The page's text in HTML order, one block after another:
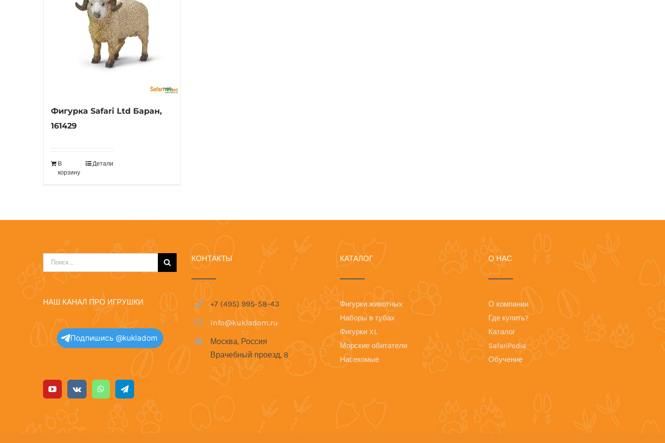
Фигурка Safari Ltd Баран,
161429
В
корзину
Детали
Результат
поиска:
НАШ КАНАЛ ПРО ИГРУШКИ
Подпишись @kukladom
КОНТАКТЫ
+7 (495) 995-58-43
info@kukladom.ru
Москва, Россия
Врачебный проезд, 8
КАТАЛОГ
Фигурки животных
Наборы в тубах
Фигурки XL
Морские обитатели
Насекомые
О НАС
О компании
Где купить?
Каталог
SafariPedia
Обучение